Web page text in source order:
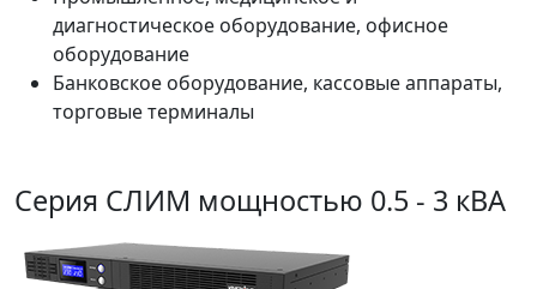
диагностическое оборудование, офисное
оборудование
Банковское оборудование, кассовые аппараты,
торговые терминалы
Серия СЛИМ мощностью 0.5 - 3 кВА